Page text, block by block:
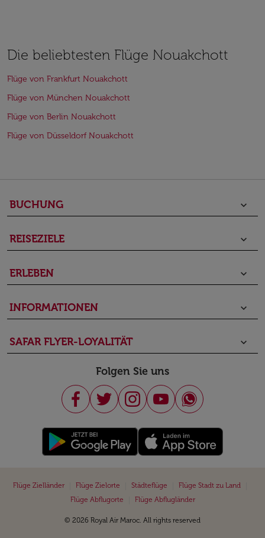
Die beliebtesten Flüge Nouakchott
Flüge von Frankfurt Nouakchott
Flüge von München Nouakchott
Flüge von Berlin Nouakchott
Flüge von Düsseldorf Nouakchott
BUCHUNG keyboard_arrow_down
REISEZIELE keyboard_arrow_down
ERLEBEN keyboard_arrow_down
INFORMATIONEN keyboard_arrow_down
SAFAR FLYER-LOYALITÄT keyboard_arrow_down
Folgen Sie uns
Flüge Zielländer Flüge Zielorte Städteflüge Flüge Stadt zu Land
Flüge Abflugorte
Flüge Abflugländer
© 2026 Royal Air Maroc. All rights reserved